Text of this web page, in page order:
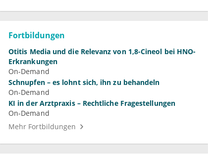
Fortbildungen
Otitis Media und die Relevanz von 1,8-Cineol bei HNO-
Erkrankungen
On-Demand
Schnupfen – es lohnt sich, ihn zu behandeln
On-Demand
KI in der Arztpraxis – Rechtliche Fragestellungen
On-Demand
Mehr Fortbildungen